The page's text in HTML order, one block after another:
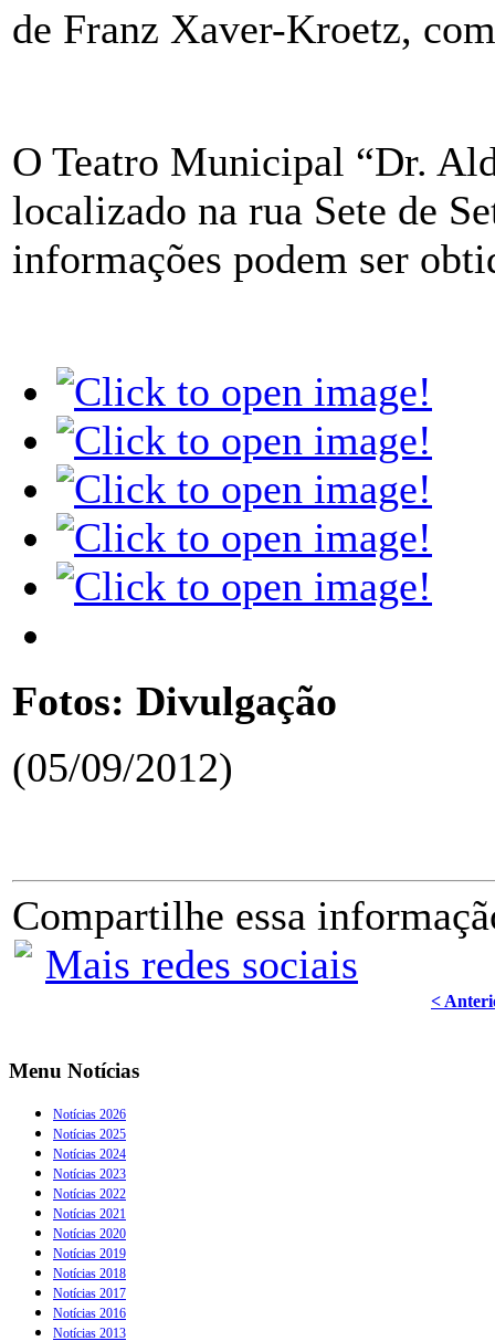
de Franz Xaver-Kroetz,
O Teatro Municipal “Dr.
localizado na rua Sete de
informações podem ser
Fotos: Divulgação
(05/09/2012)
Compartilhe essa
Mais redes sociais
<
Menu Notícias
Notícias 2026
Notícias 2025
Notícias 2024
Notícias 2023
Notícias 2022
Notícias 2021
Notícias 2020
Notícias 2019
Notícias 2018
Notícias 2017
Notícias 2016
Notícias 2013